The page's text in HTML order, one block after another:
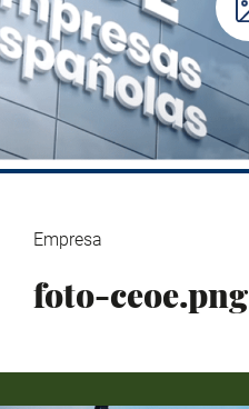
Empresa
foto-ceoe.png